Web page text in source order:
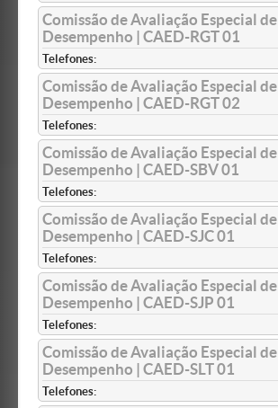
Comissão de Avaliação Especial de
Desempenho | CAED-RGT 01
Telefones:
Comissão de Avaliação Especial de
Desempenho | CAED-RGT 02
Telefones:
Comissão de Avaliação Especial de
Desempenho | CAED-SBV 01
Telefones:
Comissão de Avaliação Especial de
Desempenho | CAED-SJC 01
Telefones:
Comissão de Avaliação Especial de
Desempenho | CAED-SJP 01
Telefones:
Comissão de Avaliação Especial de
Desempenho | CAED-SLT 01
Telefones: